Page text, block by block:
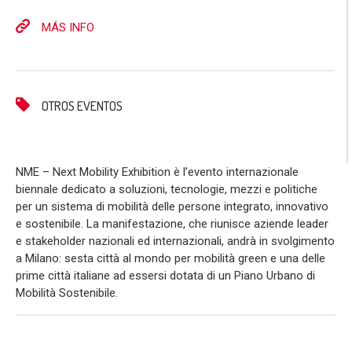
MÁS INFO
OTROS EVENTOS
NME – Next Mobility Exhibition è l’evento internazionale
biennale dedicato a soluzioni, tecnologie, mezzi e politiche
per un sistema di mobilità delle persone integrato, innovativo
e sostenibile. La manifestazione, che riunisce aziende leader
e stakeholder nazionali ed internazionali, andrà in svolgimento
a Milano: sesta città al mondo per mobilità green e una delle
prime città italiane ad essersi dotata di un Piano Urbano di
Mobilità Sostenibile.